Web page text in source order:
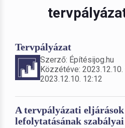
Tervpályázat
Szerző: Építésijog.hu
Közzétéve:
2023.12.10. 12:12
A tervpályázati
lefolytatásának szabályai